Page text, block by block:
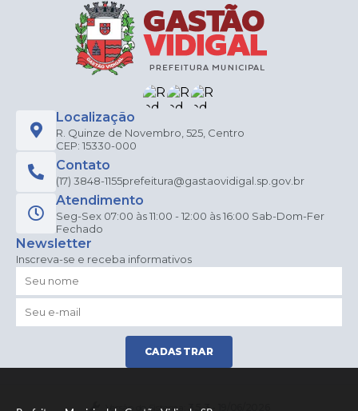
Localização
R. Quinze de Novembro, 525, Centro
CEP: 15330-000
Contato
(17) 3848-1155prefeitura@gastaovidigal.sp.gov.br
Atendimento
Seg-Sex 07:00 às 11:00 - 12:00 às 16:00 Sab-Dom-Fer
Fechado
Newsletter
Inscreva-se e receba informativos
CADASTRAR
Versão do Sistema: 3.5.3 - 19/06/2026